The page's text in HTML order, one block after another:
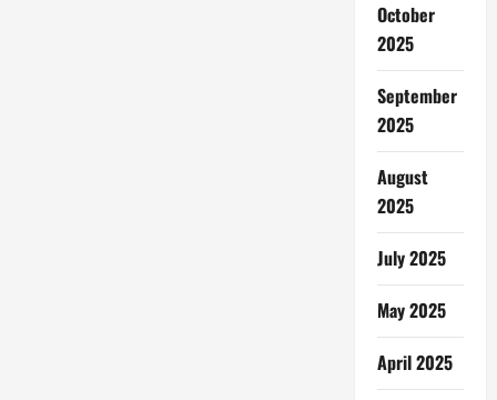
October
2025
September
2025
August
2025
July 2025
May 2025
April 2025